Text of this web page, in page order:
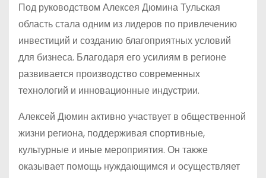
Под руководством Алексея Дюмина Тульская
область стала одним из лидеров по привлечению
инвестиций и созданию благоприятных условий
для бизнеса. Благодаря его усилиям в регионе
развивается производство современных
технологий и инновационные индустрии.
Алексей Дюмин активно участвует в общественной
жизни региона, поддерживая спортивные,
культурные и иные мероприятия. Он также
оказывает помощь нуждающимся и осуществляет